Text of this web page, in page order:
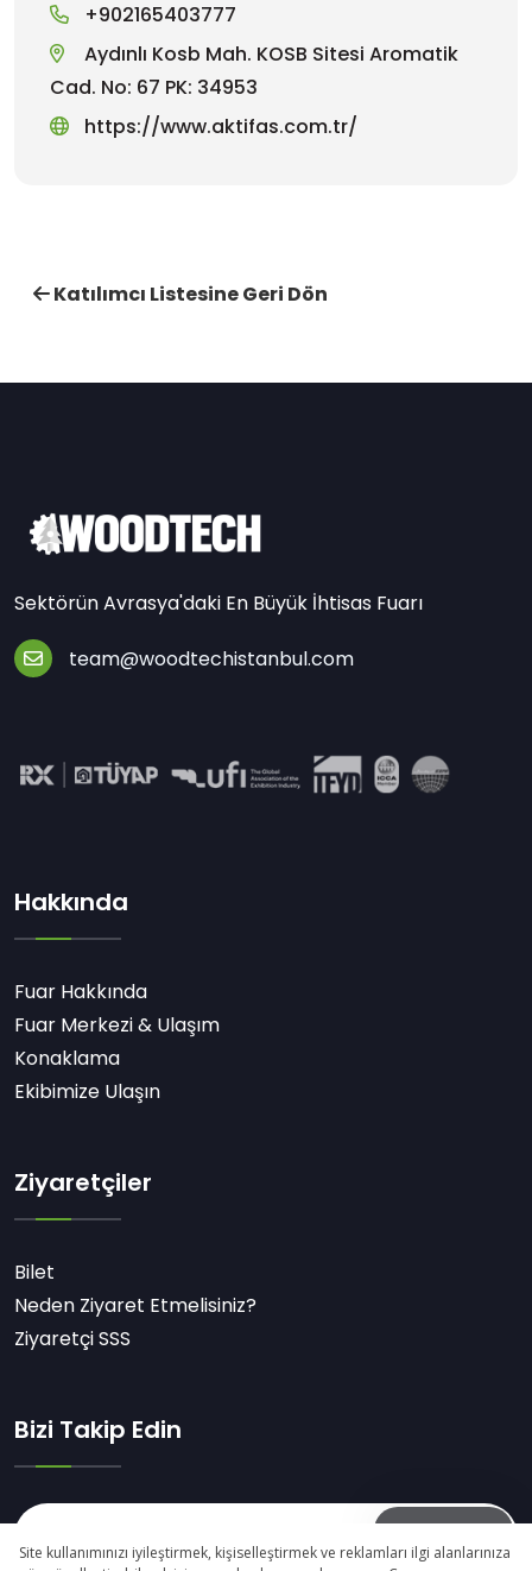
+902165403777
Aydınlı Kosb Mah. KOSB Sitesi Aromatik
Cad. No: 67 PK: 34953
https://www.aktifas.com.tr/
Katılımcı Listesine Geri Dön
Sektörün Avrasya'daki En Büyük İhtisas Fuarı
team@woodtechistanbul.com
Hakkında
Fuar Hakkında
Fuar Merkezi & Ulaşım
Konaklama
Ekibimize Ulaşın
Ziyaretçiler
Bilet
Neden Ziyaret Etmelisiniz?
Ziyaretçi SSS
Bizi Takip Edin